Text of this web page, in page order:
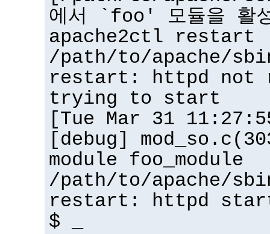
에서 `foo' 모듈을 활
apache2ctl restart
/path/to/apache/
restart: httpd not
trying to start
[Tue Mar 31
[debug]
module foo_module
/path/to/apache/
restart: httpd
$ _